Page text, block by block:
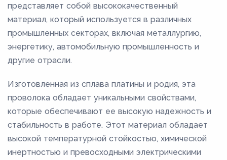
представляет собой высококачественный
материал, который используется в различных
промышленных секторах, включая металлургию,
энергетику, автомобильную промышленность и
другие отрасли.
Изготовленная из сплава платины и родия, эта
проволока обладает уникальными свойствами,
которые обеспечивают ее высокую надежность и
стабильность в работе. Этот материал обладает
высокой температурной стойкостью, химической
инертностью и превосходными электрическими